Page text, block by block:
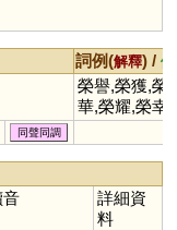
詞例(解釋) /
榮譽,榮獲,榮
華,榮耀,榮幸,
榮華富貴,光
同聲同調
詳細資
料